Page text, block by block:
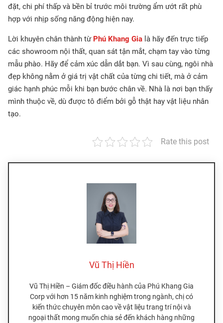
đặt, chi phí thấp và bền bỉ trước môi trường ẩm ướt rất phù
hợp với nhịp sống năng động hiện nay.
Lời khuyên chân thành từ Phú Khang Gia là hãy đến trực tiếp
các showroom nội thất, quan sát tận mắt, chạm tay vào từng
mẫu phào. Hãy để cảm xúc dẫn dắt bạn. Vì sau cùng, ngôi nhà
đẹp không nằm ở giá trị vật chất của từng chi tiết, mà ở cảm
giác hạnh phúc mỗi khi bạn bước chân về. Nhà là nơi bạn thấy
mình thuộc về, dù được tô điểm bởi gỗ thật hay vật liệu nhân
tạo.
Rate this post
Vũ Thị Hiền
Vũ Thị Hiền – Giám đốc điều hành của Phú Khang Gia
Corp với hơn 15 năm kinh nghiệm trong ngành, chị có
kiến thức chuyên môn cao về vật liệu trang trí nội và
ngoại thất mong muốn chia sẻ đến khách hàng những